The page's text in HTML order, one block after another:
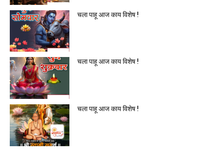
चला पाहू आज काय विशेष !
चला पाहू आज काय विशेष !
चला पाहू आज काय विशेष !